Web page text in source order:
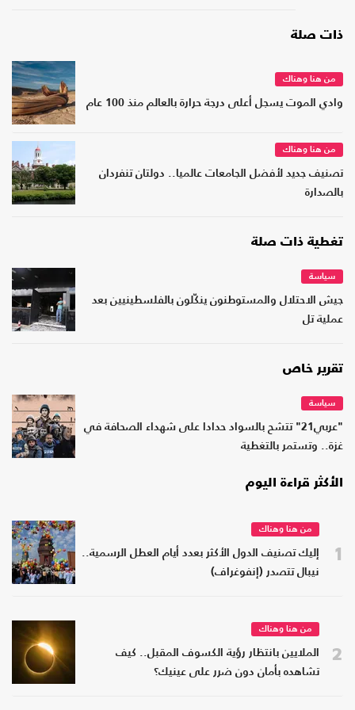
ذات صلة
من هنا وهناك
وادي الموت يسجل أعلى درجة حرارة بالعالم منذ 100 عام
من هنا وهناك
تصنيف جديد لأفضل الجامعات عالميا.. دولتان تنفردان
بالصدارة
تغطية ذات صلة
سياسة
جيش الاحتلال والمستوطنون ينكّلون بالفلسطينيين بعد
عملية تل
تقرير خاص
سياسة
"عربي21" تتشح بالسواد حدادا على شهداء الصحافة في
غزة.. وتستمر بالتغطية
الأكثر قراءة اليوم
1
من هنا وهناك
إليك تصنيف الدول الأكثر بعدد أيام العطل الرسمية..
نيبال تتصدر (إنفوغراف)
2
من هنا وهناك
الملايين بانتظار رؤية الكسوف المقبل.. كيف
تشاهده بأمان دون ضرر على عينيك؟